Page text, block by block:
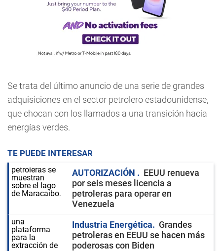
Se trata del último anuncio de una serie de grandes
adquisiciones en el sector petrolero estadounidense,
que chocan con los llamados a una transición hacia
energías verdes.
TE PUEDE INTERESAR
AUTORIZACIÓN
EEUU renueva
por seis meses licencia a
petroleras para operar en
Venezuela
Industria Energética
Grandes
petroleras en EEUU se hacen más
poderosas con Biden